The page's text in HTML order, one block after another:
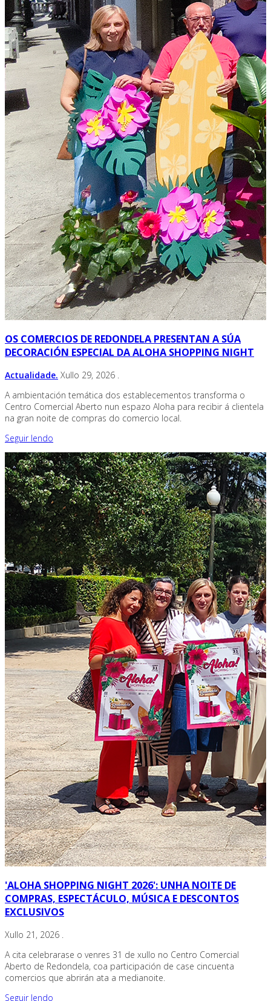
OS COMERCIOS DE REDONDELA PRESENTAN A SÚA
DECORACIÓN ESPECIAL DA ALOHA SHOPPING NIGHT
Actualidade. Xullo 29, 2026 .
A ambientación temática dos establecementos transforma o
Centro Comercial Aberto nun espazo Aloha para recibir á clientela
na gran noite de compras do comercio local.
Seguir lendo
'ALOHA SHOPPING NIGHT 2026': UNHA NOITE DE
COMPRAS, ESPECTÁCULO, MÚSICA E DESCONTOS
EXCLUSIVOS
Xullo 21, 2026
A cita celebrarase o venres 31 de xullo no Centro Comercial
Aberto de Redondela, coa participación de case cincuenta
comercios que abrirán ata a medianoite.
Seguir lendo